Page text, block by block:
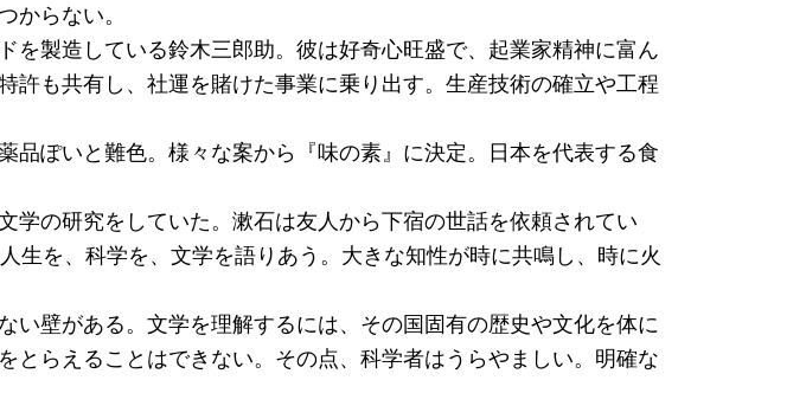
からない。
製造している鈴木三郎助。彼は好奇心旺盛で、起業家精神に富ん
も共有し、社運を賭けた事業に乗り出す。生産技術の確立や工程
ぽいと難色。様々な案から『味の素』に決定。日本を代表する食
の研究をしていた。漱石は友人から下宿の世話を依頼されてい
生を、科学を、文学を語りあう。大きな知性が時に共鳴し、時に火
壁がある。文学を理解するには、その国固有の歴史や文化を体に
らえることはできない。その点、科学者はうらやましい。明確な